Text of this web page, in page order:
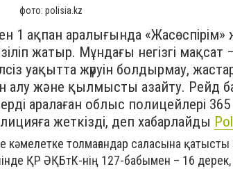
фото: polisia.kz
1 ақпан аралығында «Жасөспірім»
жатыр. Мұндағы негізгі мақсат
уақытта жүруін болдырмау,
және қылмысты азайту. Рейд
аралаған облыс полицейлері 365
жеткізді, деп хабарлайды
кәмелетке толмағандар саласына қатысты
ҚР ӘҚБтК-нің 127-бабымен – 16